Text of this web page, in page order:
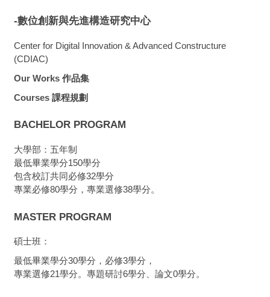
-數位創新與先進構造研究中心
Center for Digital Innovation & Advanced Constructure
(CDIAC)
Our Works作品集
Courses課程規劃
BACHELOR PROGRAM
大學部：五年制
最低畢業學分150學分
包含校訂共同必修32學分
專業必修80學分，專業選修38學分。
MASTER PROGRAM
碩士班：
最低畢業學分30學分，必修3學分，
專業選修21學分。專題研討6學分、論文0學分。